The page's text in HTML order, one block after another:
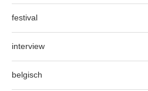
festival
interview
belgisch